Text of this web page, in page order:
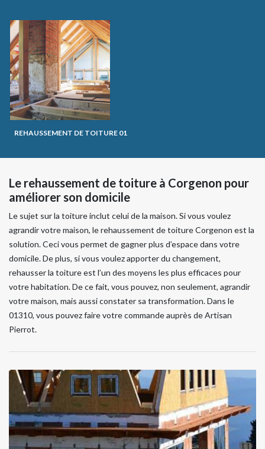
REHAUSSEMENT DE TOITURE 01
Le rehaussement de toiture à Corgenon pour
améliorer son domicile
Le sujet sur la toiture inclut celui de la maison. Si vous voulez
agrandir votre maison, le rehaussement de toiture Corgenon est la
solution. Ceci vous permet de gagner plus d’espace dans votre
domicile. De plus, si vous voulez apporter du changement,
rehausser la toiture est l’un des moyens les plus efficaces pour
votre habitation. De ce fait, vous pouvez, non seulement, agrandir
votre maison, mais aussi constater sa transformation. Dans le
01310, vous pouvez faire votre commande auprès de Artisan
Pierrot.